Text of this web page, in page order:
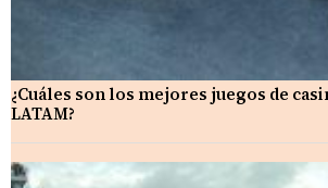
¿Cuáles son los mejores juegos de
LATAM?